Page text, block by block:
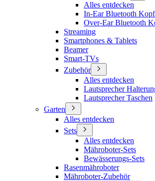
Alles entdecken
In-Ear Bluetooth
Over-Ear Bluetooth
Streaming
Smartphones & Tablets
Beamer
Smart-TVs
Zubehör
Alles entdecken
Lautsprecher
Lautsprecher Taschen
Garten
Alles entdecken
Sets
Alles entdecken
Mähroboter-Sets
Bewässerungs-Sets
Rasenmähroboter
Mähroboter-Zubehör